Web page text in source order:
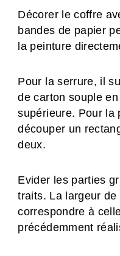
Décorer le coffre
bandes de papier
la peinture
Pour la serrure, il
de carton souple
supérieure. Pour
découper un
deux.
Evider les parties
traits. La largeur
correspondre à
précédemment